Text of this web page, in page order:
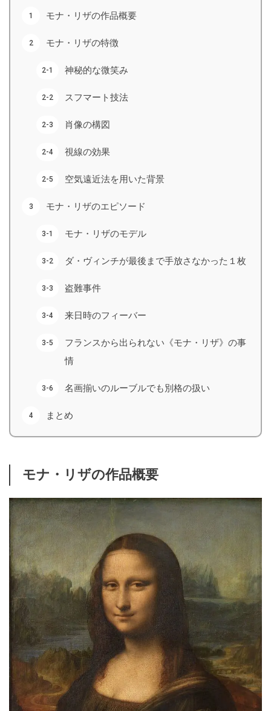
モナ・リザの作品概要
モナ・リザの特徴
神秘的な微笑み
スフマート技法
肖像の構図
視線の効果
空気遠近法を用いた背景
モナ・リザのエピソード
モナ・リザのモデル
ダ・ヴィンチが最後まで手放さなかった１枚
盗難事件
来日時のフィーバー
フランスから出られない《モナ・リザ》の事
情
名画揃いのルーブルでも別格の扱い
まとめ
モナ・リザの作品概要